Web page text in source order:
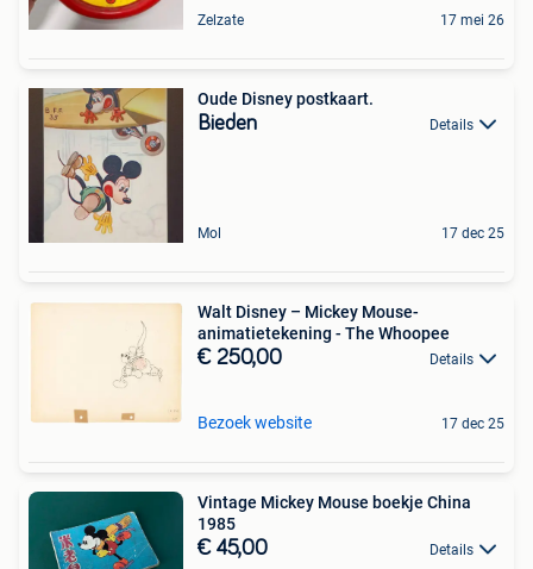
Zelzate 17 mei 26
Oude Disney postkaart.
Bieden Details
Mol 17 dec 25
Walt Disney – Mickey Mouse-
animatietekening - The Whoopee
€ 250,00 Details
Bezoek website 17 dec 25
Vintage Mickey Mouse boekje China
1985
€ 45,00 Details